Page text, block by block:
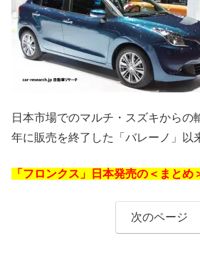
日本市場でのマルチ・スズキからの
年に販売を終了した「バレーノ」以
「フロンクス」日本発売の＜まとめ
次のページ